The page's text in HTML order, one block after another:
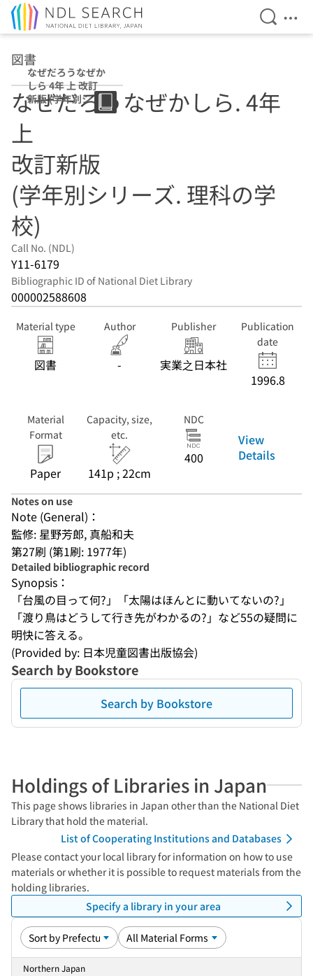
Open
図書
なぜだろうなぜか
しら 4年 上 改訂
新版 (学年別シリ
ーズ. 理科の学校)
なぜだろうなぜかしら. 4年
上
改訂新版
(学年別シリーズ. 理科の学
校)
Call No. (NDL)
Y11-6179
Bibliographic ID of National Diet Library
000002588608
Material type
図書
Author
-
Publisher
実業之日本社
Publication
date
1996.8
Material
Format
Paper
Capacity, size,
etc.
141p ; 22cm
NDC
400
View
Details
Notes on use
Note (General)：
監修: 星野芳郎, 真船和夫
第27刷 (第1刷: 1977年)
Detailed bibliographic record
Synopsis：
「台風の目って何?」「太陽はほんとに動いてないの?」
「渡り鳥はどうして行き先がわかるの?」など55の疑問に
明快に答える。
(Provided by: 日本児童図書出版協会)
Search by Bookstore
Search by Bookstore
Holdings of Libraries in Japan
This page shows libraries in Japan other than the National Diet
Library that hold the material.
List of Cooperating Institutions and Databases
Please contact your local library for information on how to use
materials or whether it is possible to request materials from the
holding libraries.
Specify a library in your area
Northern Japan